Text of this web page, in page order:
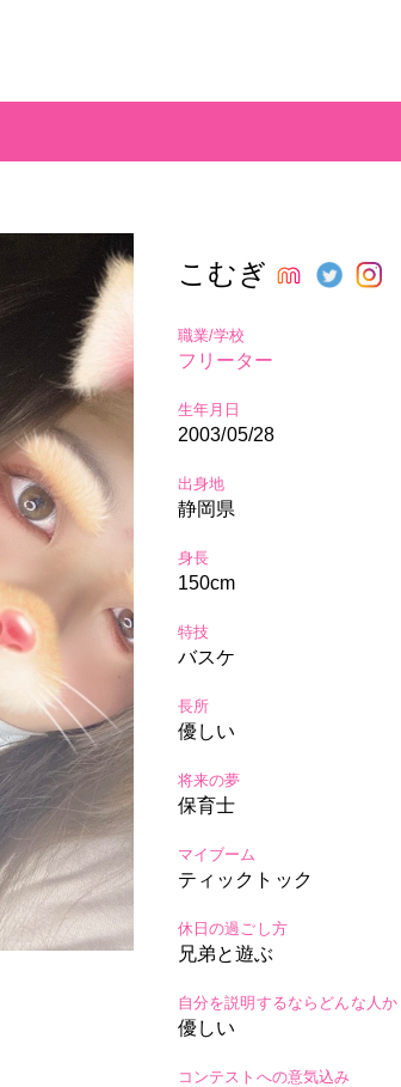
こむぎ
職業/学校
フリーター
生年月日
2003/05/28
出身地
静岡県
身長
150cm
特技
バスケ
長所
優しい
将来の夢
保育士
マイブーム
ティックトック
休日の過ごし方
兄弟と遊ぶ
自分を説明するならどんな人か
優しい
コンテストへの意気込み